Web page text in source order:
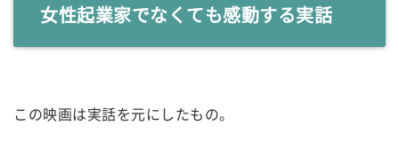
女性起業家でなくても感動する実話
この映画は実話を元にしたもの。